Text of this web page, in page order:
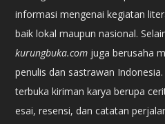
informasi mengenai kegiatan
baik lokal maupun nasional.
kurungbuka.com juga berusaha
penulis dan sastrawan
terbuka kiriman karya berupa
esai, resensi, dan catatan